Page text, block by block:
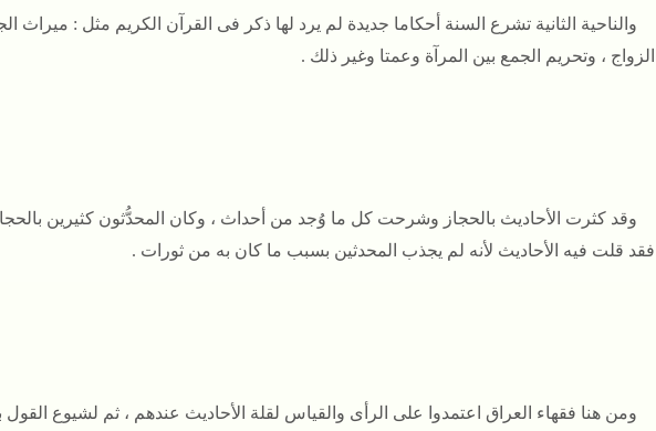
والناحية الثانية تشرع السنة أحكاما جديدة لم يرد لها ذكر فى القرآن الكريم مثل :
الزواج ، وتحريم الجمع بين المرآة وعمتا وغير ذلك .
وقد كثرت الأحاديث بالحجاز وشرحت كل ما وُجد من أحداث ، وكان المحدُّثون كثيرين
فقد قلت فيه الأحاديث لأنه لم يجذب المحدثين بسبب ما كان به من ثورات .
ومن هنا فقهاء العراق اعتمدوا على الرأى والقياس لقلة الأحاديث عندهم ، ثم لشيوع